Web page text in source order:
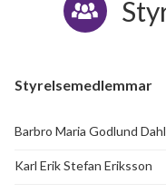
Styrelsemedlemmar
Barbro Maria Godlund
Karl Erik Stefan Eriksson